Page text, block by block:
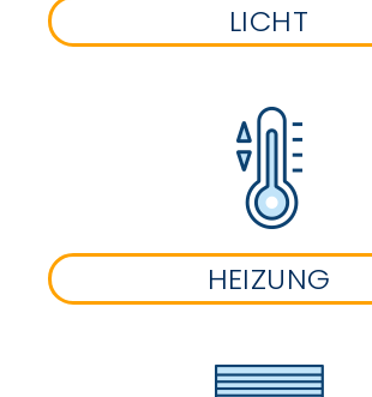
LICHT
HEIZUNG